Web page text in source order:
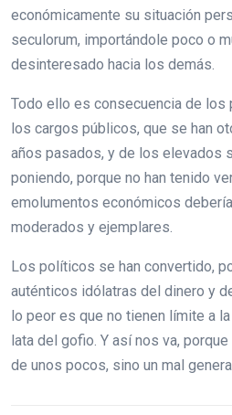
económicamente su situación
seculorum, importándole poco o
desinteresado hacia los demás.
Todo ello es consecuencia de
los cargos públicos, que se han
años pasados, y de los elevados
poniendo, porque no han tenido
emolumentos económicos
moderados y ejemplares.
Los políticos se han convertido,
auténticos idólatras del dinero y
lo peor es que no tienen límite a
lata del gofio. Y así nos va,
de unos pocos, sino un mal